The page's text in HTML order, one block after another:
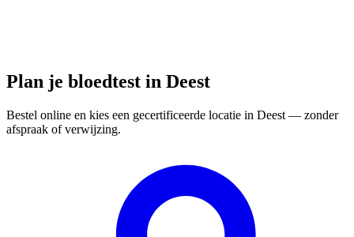
Plan je bloedtest in Deest
Bestel online en kies een gecertificeerde locatie in Deest — zonder
afspraak of verwijzing.